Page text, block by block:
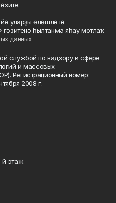
йә уларҙы өлөшләтә
һылтанма яһау мотлаҡ.
данных
службой по надзору в сфере
и массовых
Регистрационный номер:
2008 г.
й этаж